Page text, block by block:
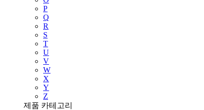
P
Q
R
S
T
U
V
W
X
Y
Z
제품 카테고리